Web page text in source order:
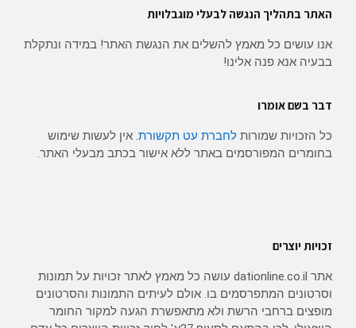
האתר בתהליך הנגשה לבעלי מוגבלויות
אנו עושים כל מאמץ להשלים את הנגשת האתר! במידה ונתקלת
בבעיה אנא פנה אלינו!
דבר בשם אומרו
כל הזכויות שמורות לחברת עט תקשורת . אין לעשות שימוש
בחומרים המפורסמים באתר ללא אישור בכתב מבעלי האתר.
זכויות יוצרים
אתר dationline.co.il עושה כל מאמץ לאתר זכויות על תמונות
וסרטונים המתפרסמים בו. אולם לעיתים התמונות והסרטונים
מופצים ברחבי הרשת ולא מתאפשרת הגעה למקור החומר